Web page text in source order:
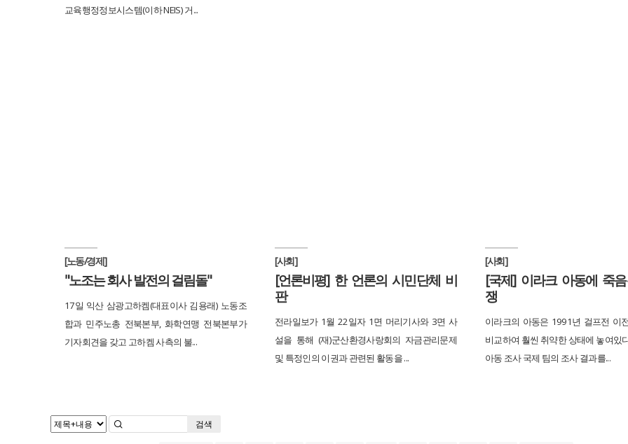
교육행정정보시스템(이하 NEIS) 거...
[노동/경제]
"노조는 회사 발전의 걸림돌"
17일 익산 삼광고하켐(대표이사 김용래) 노동조
합과 민주노총 전북본부, 화학연맹 전북본부가
기자회견을 갖고 고하켐 사측의 불...
[사회]
[언론비평] 한 언론의 시민단체 비
판
전라일보가 1월 22일자 1면 머리기사와 3면 사
설을 통해 (재)군산환경사랑회의 자금관리문제
및 특정인의 이권과 관련된 활동을 ...
[사회]
[국제] 이라크 아동에 죽
쟁
이라크의 아동은 1991년 걸프전 이
비교하여 훨씬 취약한 상태에 놓여있
아동 조사 국제 팀의 조사 결과를...
검색